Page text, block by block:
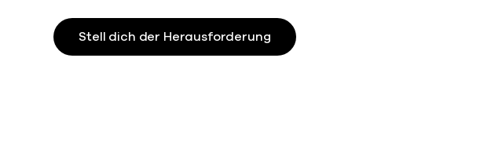
Stell dich der Herausforderung